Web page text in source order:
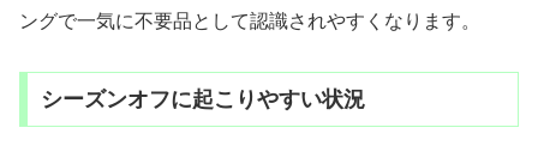
ングで一気に不要品として認識されやすくなります。
シーズンオフに起こりやすい状況